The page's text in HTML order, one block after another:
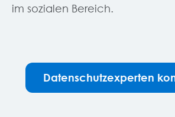
im sozialen Bereich.
Datenschutzexperten